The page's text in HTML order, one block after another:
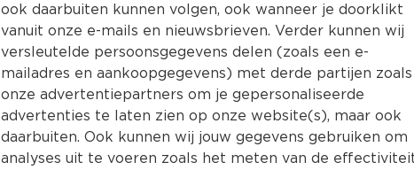
21.32
Toevoegen
ook daarbuiten kunnen volgen, ook wanneer je doorklikt
vanuit onze e-mails en nieuwsbrieven. Verder kunnen wij
versleutelde persoonsgegevens delen (zoals een e-
mailadres en aankoopgegevens) met derde partijen zoals
onze advertentiepartners om je gepersonaliseerde
advertenties te laten zien op onze website(s), maar ook
daarbuiten. Ook kunnen wij jouw gegevens gebruiken om
analyses uit te voeren zoals het meten van de